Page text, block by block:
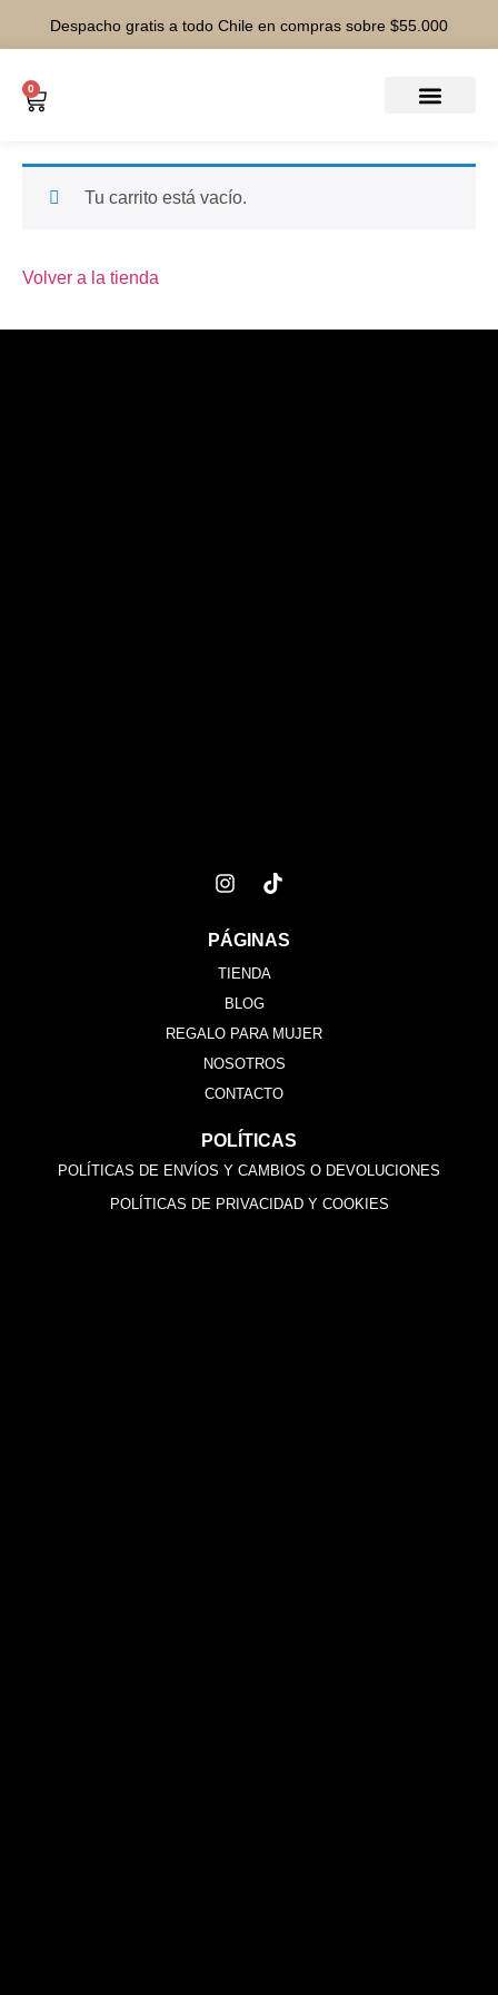
Despacho gratis a todo Chile en compras sobre $55.000
0
Tu carrito está vacío.
Volver a la tienda
PÁGINAS
TIENDA
BLOG
REGALO PARA MUJER
NOSOTROS
CONTACTO
POLÍTICAS
POLÍTICAS DE ENVÍOS Y CAMBIOS O DEVOLUCIONES
POLÍTICAS DE PRIVACIDAD Y COOKIES